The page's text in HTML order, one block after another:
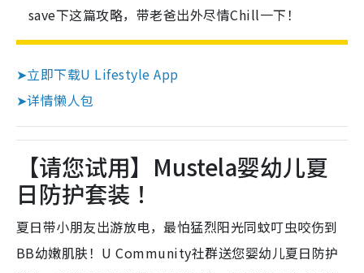
save下这篇攻略，带老爸出外尽情Chill一下！
➤立即下载U Lifestyle App
➤详情懒人包
【请您试用】Mustela婴幼儿夏
日防护套装！
夏日带小朋友出游放电，最怕猛烈阳光同蚊叮虫咬伤到
BB幼嫩肌肤！U Community社群送您婴幼儿夏日防护